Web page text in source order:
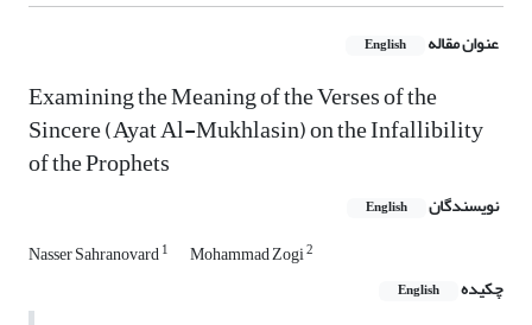
عنوان مقاله English
Examining the Meaning of the Verses of the
Sincere (Ayat Al-Mukhlasin) on the Infallibility
of the Prophets
نویسندگان English
Nasser Sahranovard1 Mohammad Zogi2
چکیده English